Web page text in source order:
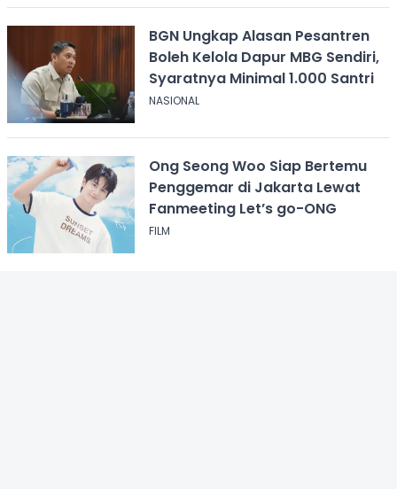
BGN Ungkap Alasan Pesantren
Boleh Kelola Dapur MBG Sendiri,
Syaratnya Minimal 1.000 Santri
NASIONAL
Ong Seong Woo Siap Bertemu
Penggemar di Jakarta Lewat
Fanmeeting Let’s go-ONG
FILM